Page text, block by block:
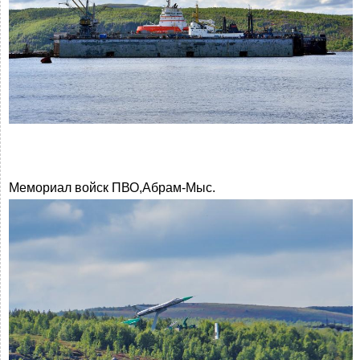
Мемориал войск ПВО,Абрам-Мыс.